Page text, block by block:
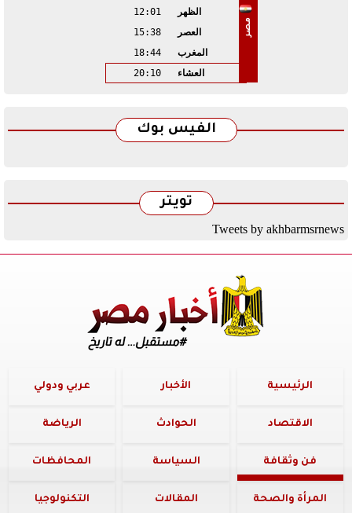
مصر
الظهر
12:01
العصر
15:38
المغرب
18:44
العشاء
20:10
الفيس بوك
تويتر
Tweets by akhbarmsrnews
الرئيسية الأخبار عربي ودولي
الاقتصاد الحوادث الرياضة
فن وثقافة السياسة المحافظات
المرأة والصحة المقالات التكنولوجيا